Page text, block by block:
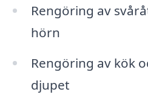
Rengöring av
hörn
Rengöring av kök
djupet